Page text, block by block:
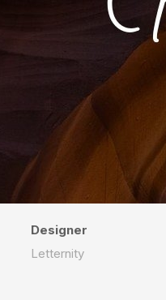
Designer
Letternity